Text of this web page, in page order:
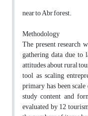
near to Abr forest.
Methodology
The present research
gathering data due to
attitudes about rural
tool as scaling
primary has been
study content and
evaluated by 12